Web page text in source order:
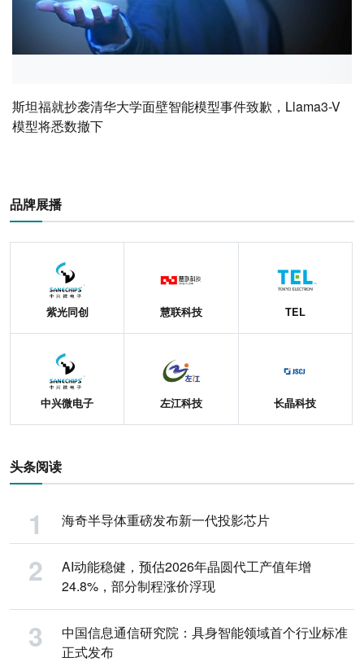
斯坦福就抄袭清华大学面壁智能模型事件致歉，Llama3-V
模型将悉数撤下
品牌展播
紫光同创 慧联科技 TEL
中兴微电子 左江科技 长晶科技
头条阅读
海奇半导体重磅发布新一代投影芯片
AI动能稳健，预估2026年晶圆代工产值年增
24.8%，部分制程涨价浮现
中国信息通信研究院：具身智能领域首个行业标准
正式发布